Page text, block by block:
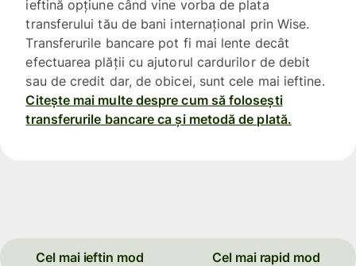
ieftină opțiune când vine vorba de plata
transferului tău de bani internațional prin Wise.
Transferurile bancare pot fi mai lente decât
efectuarea plății cu ajutorul cardurilor de debit
sau de credit dar, de obicei, sunt cele mai ieftine.
Citește mai multe despre cum să folosești
transferurile bancare ca și metodă de plată.
Cel mai ieftin mod Cel mai rapid mod